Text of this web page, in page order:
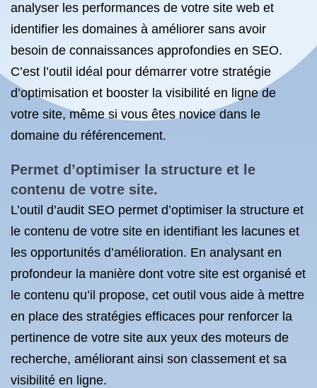
analyser les performances de votre site web et
identifier les domaines à améliorer sans avoir
besoin de connaissances approfondies en SEO.
C’est l’outil idéal pour démarrer votre stratégie
d’optimisation et booster la visibilité en ligne de
votre site, même si vous êtes novice dans le
domaine du référencement.
Permet d’optimiser la structure et le
contenu de votre site.
L’outil d’audit SEO permet d’optimiser la structure et
le contenu de votre site en identifiant les lacunes et
les opportunités d’amélioration. En analysant en
profondeur la manière dont votre site est organisé et
le contenu qu’il propose, cet outil vous aide à mettre
en place des stratégies efficaces pour renforcer la
pertinence de votre site aux yeux des moteurs de
recherche, améliorant ainsi son classement et sa
visibilité en ligne.